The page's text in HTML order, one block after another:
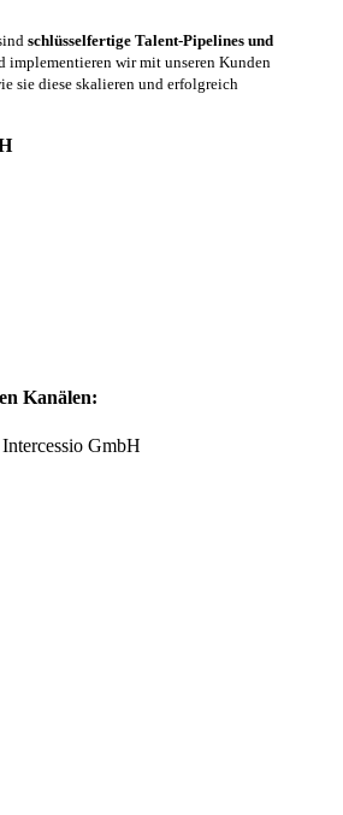
schlüsselfertige Talent-Pipelines und
implementieren wir mit unseren Kunden
sie diese skalieren und erfolgreich
Kanälen:
GmbH